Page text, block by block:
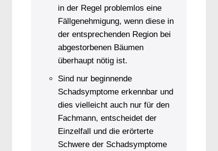
in der Regel problemlos eine
Fällgenehmigung, wenn diese in
der entsprechenden Region bei
abgestorbenen Bäumen
überhaupt nötig ist.
Sind nur beginnende
Schadsymptome erkennbar und
dies vielleicht auch nur für den
Fachmann, entscheidet der
Einzelfall und die erörterte
Schwere der Schadsymptome